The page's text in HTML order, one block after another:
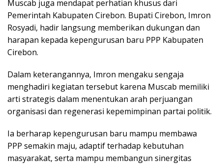
Muscab juga mendapat perhatian khusus dari
Pemerintah Kabupaten Cirebon. Bupati Cirebon, Imron
Rosyadi, hadir langsung memberikan dukungan dan
harapan kepada kepengurusan baru PPP Kabupaten
Cirebon.
Dalam keterangannya, Imron mengaku sengaja
menghadiri kegiatan tersebut karena Muscab memiliki
arti strategis dalam menentukan arah perjuangan
organisasi dan regenerasi kepemimpinan partai politik.
Ia berharap kepengurusan baru mampu membawa
PPP semakin maju, adaptif terhadap kebutuhan
masyarakat, serta mampu membangun sinergitas